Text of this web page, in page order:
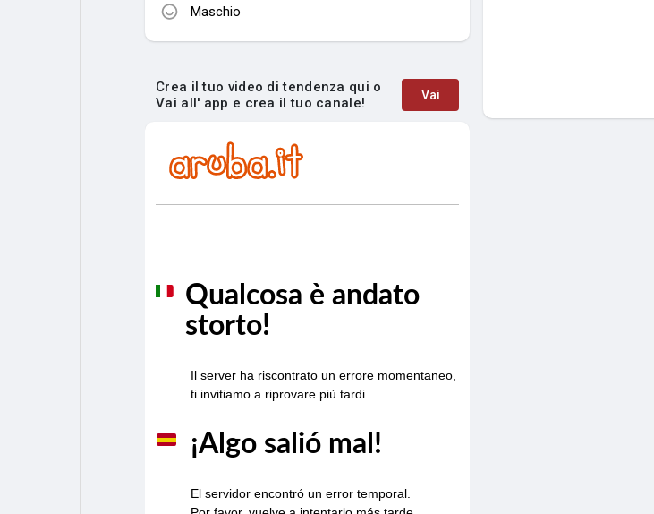
Maschio
Crea il tuo video di tendenza qui o
Vai all' app e crea il tuo canale!
Vai